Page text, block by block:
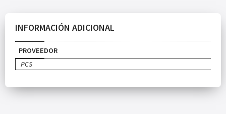
INFORMACIÓN ADICIONAL
PROVEEDOR
PCS